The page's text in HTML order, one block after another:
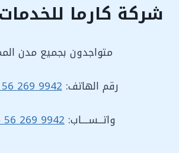
شركة كارما
متواجدون بجميع مدن
رقم الهاتف:9942 269 56 966+
واتـــســــاب: 9942 269 56 966+